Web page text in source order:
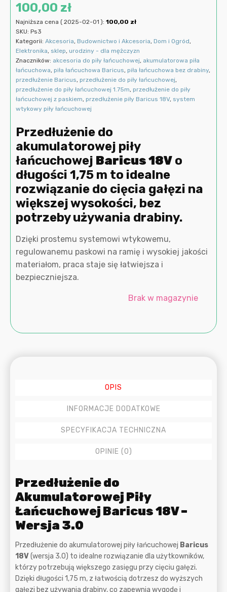
100,00 zł
Najniższa cena ( 2025-02-01 ): 100,00 zł
SKU: Ps3
Kategorii: Akcesoria, Budownictwo i Akcesoria, Dom i Ogród,
Elektronika, sklep, urodziny - dla mężczyzn
Znaczników: akcesoria do piły łańcuchowej, akumulatorowa piła
łańcuchowa, piła łańcuchowa Baricus, piła łańcuchowa bez drabiny,
przedłużenie Baricus, przedłużenie do piły łańcuchowej,
przedłużenie do piły łańcuchowej 1.75m, przedłużenie do piły
łańcuchowej z paskiem, przedłużenie piły Baricus 18V, system
wtykowy piły łańcuchowej
Przedłużenie do
akumulatorowej piły
łańcuchowej Baricus 18V o
długości 1,75 m to idealne
rozwiązanie do cięcia gałęzi na
większej wysokości, bez
potrzeby używania drabiny.
Dzięki prostemu systemowi wtykowemu,
regulowanemu paskowi na ramię i wysokiej jakości
materiałom, praca staje się łatwiejsza i
bezpieczniejsza.
Brak w magazynie
OPIS
INFORMACJE DODATKOWE
SPECYFIKACJA TECHNICZNA
OPINIE (0)
Przedłużenie do
Akumulatorowej Piły
Łańcuchowej Baricus 18V –
Wersja 3.0
Przedłużenie do akumulatorowej piły łańcuchowej Baricus
18V(wersja 3.0) to idealne rozwiązanie dla użytkowników,
którzy potrzebują większego zasięgu przy cięciu gałęzi.
Dzięki długości 1,75 m, z łatwością dotrzesz do wyższych
gałęzi bez używania drabiny, co zapewnia wygodę i